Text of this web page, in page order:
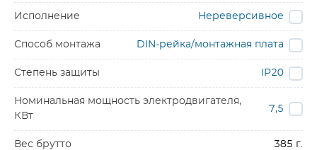
Исполнение Нереверсивное
Способ монтажа DIN-рейка/монтажная плата
Степень защиты IP20
Номинальная мощность электродвигателя,
КВт
7,5
Вес брутто 385 г.